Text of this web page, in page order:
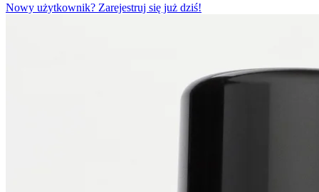
Nowy użytkownik? Zarejestruj się już dziś!